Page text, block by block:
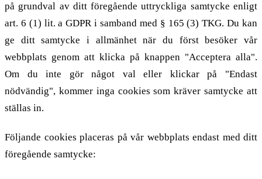
på grundval av ditt föregående uttryckliga samtycke enligt
art. 6 (1) lit. a GDPR i samband med § 165 (3) TKG. Du kan
ge ditt samtycke i allmänhet när du först besöker vår
webbplats genom att klicka på knappen "Acceptera alla".
Om du inte gör något val eller klickar på "Endast
nödvändig", kommer inga cookies som kräver samtycke att
ställas in.
Följande cookies placeras på vår webbplats endast med ditt
föregående samtycke: